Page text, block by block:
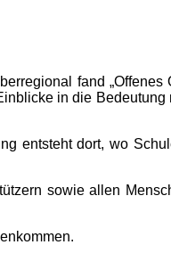
fand „Offenes
in die
entsteht dort, wo
sowie allen